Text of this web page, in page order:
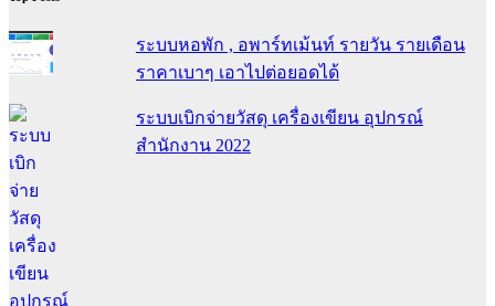
ระบบหอพัก , อพาร์ทเม้นท์ รายวัน รายเดือน
ราคาเบาๆ เอาไปต่อยอดได้
ระบบเบิกจ่ายวัสดุ เครื่องเขียน อุปกรณ์
สำนักงาน 2022